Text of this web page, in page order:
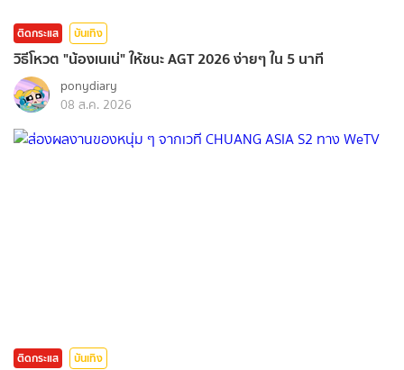
ติดกระแส บันเทิง
วิธีโหวต "น้องเนเน่" ให้ชนะ AGT 2026 ง่ายๆ ใน 5 นาที
ponydiary
08 ส.ค. 2026
ติดกระแส บันเทิง